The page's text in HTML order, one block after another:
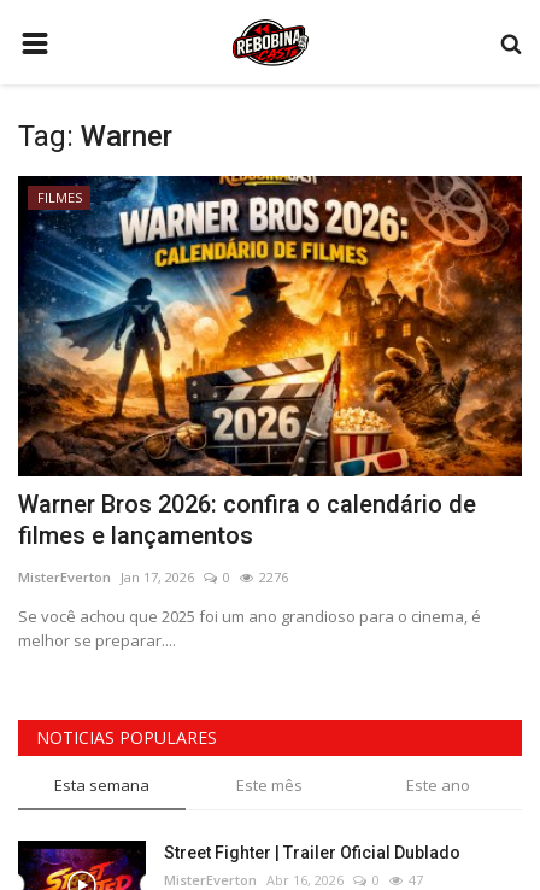
PODCAST
FILMES
CONTATO
SÉRIES
GAMES
QUEM SOMOS
CONECTE-SE
REGISTO
Tag: Warner
FILMES
Warner Bros 2026: confira o calendário de
filmes e lançamentos
MisterEverton Jan 17, 2026 0 2276
Se você achou que 2025 foi um ano grandioso para o cinema, é
melhor se preparar....
NOTICIAS POPULARES
Esta semana Este mês Este ano
Street Fighter | Trailer Oficial Dublado
MisterEverton Abr 16, 2026 0 47